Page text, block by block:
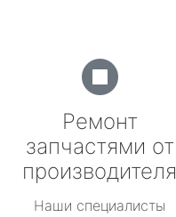
Ремонт
запчастями от
производителя
Наши специалисты